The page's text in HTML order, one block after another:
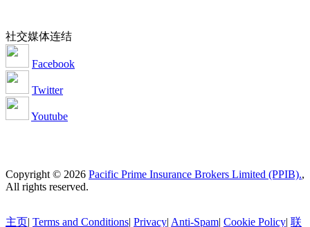
社交媒体连结
Facebook
Twitter
Youtube
Copyright © 2026 Pacific Prime Insurance Brokers Limited (PPIB).,
All rights reserved.
主页| Terms and Conditions| Privacy| Anti-Spam| Cookie Policy| 联